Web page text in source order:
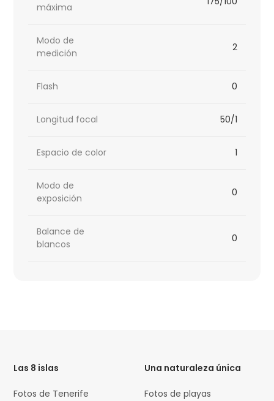
máxima
Modo de
medición
2
Flash 0
Longitud focal 50/1
Espacio de color 1
Modo de
exposición
0
Balance de
blancos
0
Las 8 islas
Fotos de Tenerife
Una naturaleza única
Fotos de playas